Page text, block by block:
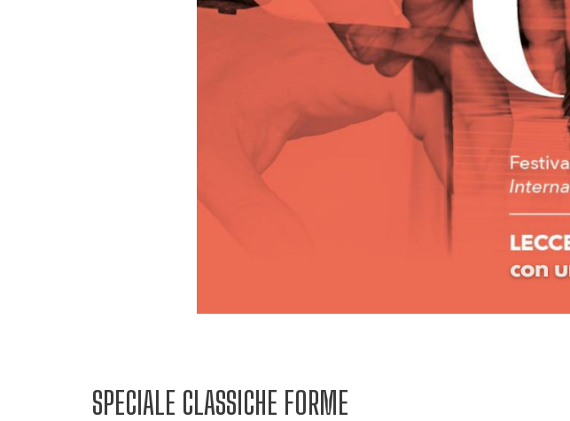
SPECIALE CLASSICHE FORME